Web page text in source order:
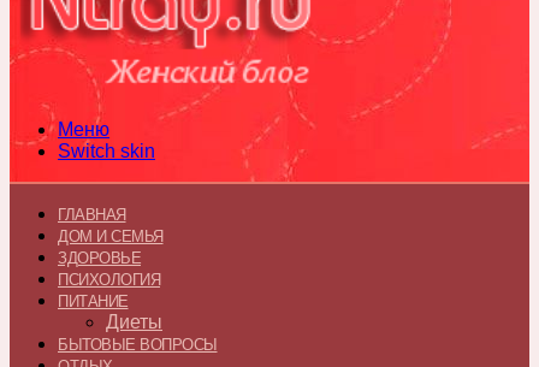
Меню
Switch skin
ГЛАВНАЯ
ДОМ И СЕМЬЯ
ЗДОРОВЬЕ
ПСИХОЛОГИЯ
ПИТАНИЕ
Диеты
БЫТОВЫЕ ВОПРОСЫ